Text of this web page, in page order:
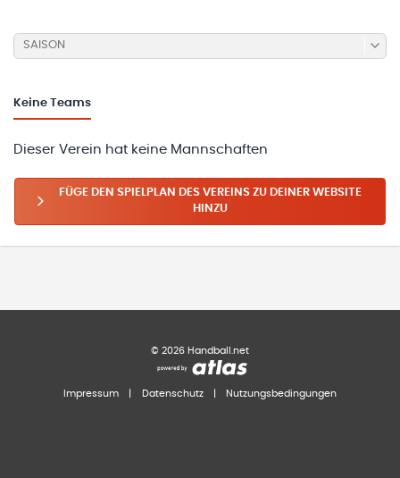
SAISON
Keine Teams
Dieser Verein hat keine Mannschaften
FÜGE DEN SPIELPLAN DES VEREINS ZU DEINER WEBSITE
HINZU
© 2026 Handball.net
Impressum Datenschutz Nutzungsbedingungen